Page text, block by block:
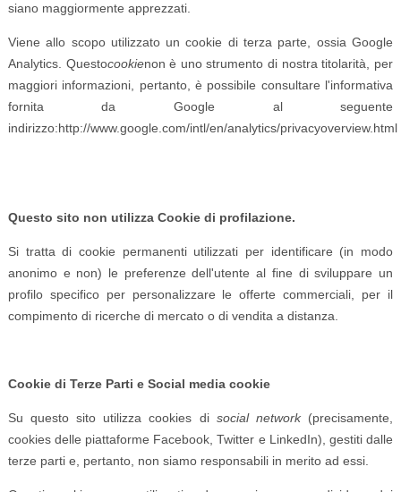
siano maggiormente apprezzati.
Viene allo scopo utilizzato un cookie di terza parte, ossia Google
Analytics. Questocookienon è uno strumento di nostra titolarità, per
maggiori informazioni, pertanto, è possibile consultare l'informativa
fornita da Google al seguente
indirizzo:http://www.google.com/intl/en/analytics/privacyoverview.html
Questo sito non utilizza Cookie di profilazione.
Si tratta di cookie permanenti utilizzati per identificare (in modo
anonimo e non) le preferenze dell'utente al fine di sviluppare un
profilo specifico per personalizzare le offerte commerciali, per il
compimento di ricerche di mercato o di vendita a distanza.
Cookie di Terze Parti e Social media cookie
Su questo sito utilizza cookies di social network(precisamente,
cookies delle piattaforme Facebook, Twitter e LinkedIn), gestiti dalle
terze parti e, pertanto, non siamo responsabili in merito ad essi.